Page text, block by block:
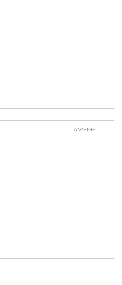
ANZEIGE